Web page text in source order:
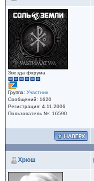
Звезда форума
Группа: Участник
Сообщений: 1620
Регистрация: 4.11.2006
Пользователь №: 16590
Хрюш